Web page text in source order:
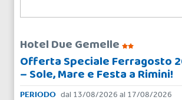
Hotel Due Gemelle
Offerta Speciale Ferragosto
– Sole, Mare e Festa a Rimini!
PERIODO dal 13/08/2026 al 17/08/2026